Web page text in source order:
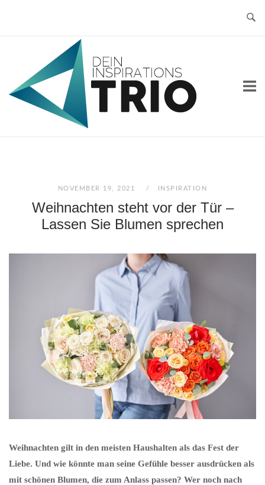
NOVEMBER 19, 2021 INSPIRATION
Weihnachten steht vor der Tür –
Lassen Sie Blumen sprechen
Weihnachten gilt in den meisten Haushalten als das Fest der
Liebe. Und wie könnte man seine Gefühle besser ausdrücken als
mit schönen Blumen, die zum Anlass passen? Wer noch nach